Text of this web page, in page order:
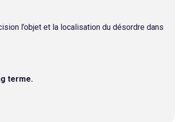
l’objet et la localisation du désordre dans
terme.